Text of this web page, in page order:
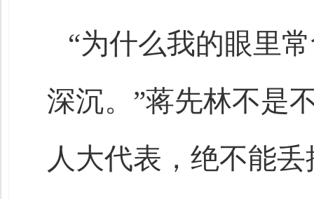
“为什么我的眼里
深沉。”蒋先林不是
人大代表，绝不能